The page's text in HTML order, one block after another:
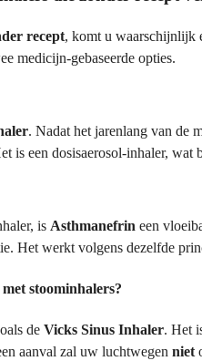
recept, komt u waarschijnlijk
medicijn-gebaseerde opties.
. Nadat het jarenlang van de
is een dosisaerosol-inhaler, wat
is Asthmanefrin een
Het werkt volgens dezelfde
stoominhalers?
de Vicks Sinus Inhaler. Het
aanval zal uw luchtwegen niet